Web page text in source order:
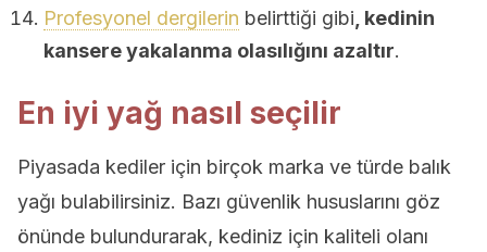
Profesyonel dergilerin belirttiği gibi , kedinin
kansere yakalanma olasılığını azaltır.
En iyi yağ nasıl seçilir
Piyasada kediler için birçok marka ve türde balık
yağı bulabilirsiniz. Bazı güvenlik hususlarını göz
önünde bulundurarak, kediniz için kaliteli olanı